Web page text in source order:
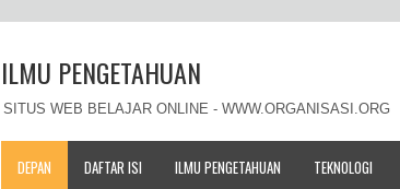
ILMU PENGETAHUAN
SITUS WEB BELAJAR ONLINE - WWW.ORGANISASI.ORG
DEPAN DAFTAR ISI ILMU PENGETAHUAN TEKNOLOGI